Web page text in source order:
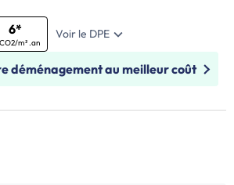
6*
m² .an
Voir le DPE
déménagement au meilleur coût